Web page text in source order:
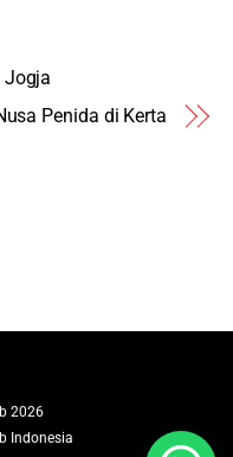
Jogja
Penida di Kerta
2026
Indonesia